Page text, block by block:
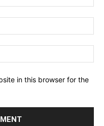
in this browser for the